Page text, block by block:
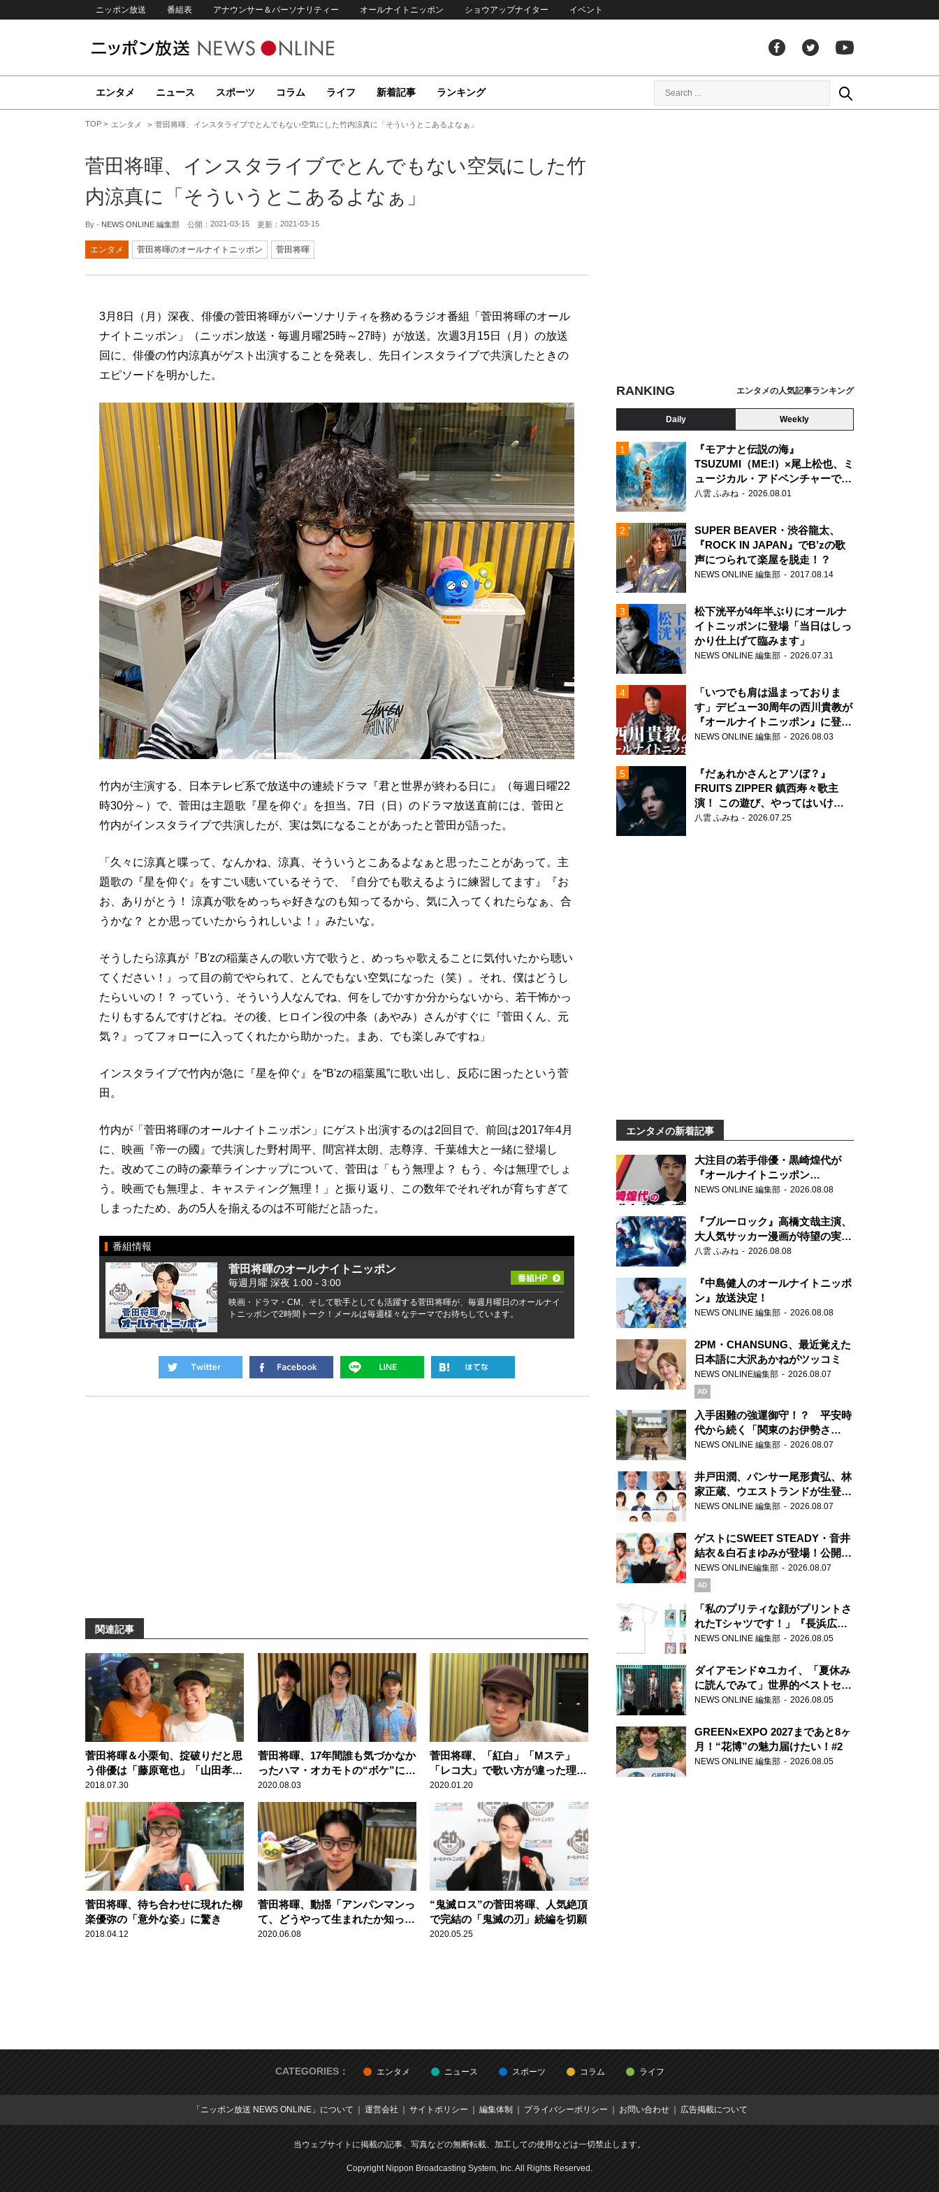
ニッポン放送 番組表 アナウンサー＆パーソナリティー オールナイトニッポン ショウアップナイター イベント
エンタメ ニュース スポーツ コラム ライフ 新着記事 ランキング
TOP エンタメ 菅田将暉、インスタライブでとんでもない空気にした竹内涼真に「そういうとこあるよなぁ」
菅田将暉、インスタライブでとんでもない空気にした竹
内涼真に「そういうとこあるよなぁ」
By - NEWS ONLINE 編集部 公開： 2021-03-15 更新： 2021-03-15
エンタメ 菅田将暉のオールナイトニッポン 菅田将暉
3月8日（月）深夜、俳優の菅田将暉がパーソナリティを務めるラジオ番組「菅田将暉のオール
ナイトニッポン」（ニッポン放送・毎週月曜25時～27時）が放送。次週3月15日（月）の放送
回に、俳優の竹内涼真がゲスト出演することを発表し、先日インスタライブで共演したときの
エピソードを明かした。
竹内が主演する、日本テレビ系で放送中の連続ドラマ『君と世界が終わる日に』（毎週日曜22
時30分～）で、菅田は主題歌『星を仰ぐ』を担当。7日（日）のドラマ放送直前には、菅田と
竹内がインスタライブで共演したが、実は気になることがあったと菅田が語った。
「久々に涼真と喋って、なんかね、涼真、そういうとこあるよなぁと思ったことがあって。主
題歌の『星を仰ぐ』をすごい聴いているそうで、『自分でも歌えるように練習してます』『お
お、ありがとう！ 涼真が歌をめっちゃ好きなのも知ってるから、気に入ってくれたらなぁ、合
うかな？ とか思っていたからうれしいよ！』みたいな。
そうしたら涼真が『B'zの稲葉さんの歌い方で歌うと、めっちゃ歌えることに気付いたから聴い
てください！』って目の前でやられて、とんでもない空気になった（笑）。それ、僕はどうし
たらいいの！？ っていう、そういう人なんでね、何をしでかすか分からないから、若干怖かっ
たりもするんですけどね。その後、ヒロイン役の中条（あやみ）さんがすぐに『菅田くん、元
気？』ってフォローに入ってくれたから助かった。まあ、でも楽しみですね」
インスタライブで竹内が急に『星を仰ぐ』を“B'zの稲葉風”に歌い出し、反応に困ったという菅
田。
竹内が「菅田将暉のオールナイトニッポン」にゲスト出演するのは2回目で、前回は2017年4月
に、映画『帝一の國』で共演した野村周平、間宮祥太朗、志尊淳、千葉雄大と一緒に登場し
た。改めてこの時の豪華ラインナップについて、菅田は「もう無理よ？ もう、今は無理でしょ
う。映画でも無理よ、キャスティング無理！」と振り返り、この数年でそれぞれが育ちすぎて
しまったため、あの5人を揃えるのは不可能だと語った。
番組情報
菅田将暉のオールナイトニッポン
毎週月曜 深夜 1:00 - 3:00
映画・ドラマ・CM、そして歌手としても活躍する菅田将暉が、毎週月曜日のオールナイ
トニッポンで2時間トーク！メールは毎週様々なテーマでお待ちしています。
関連記事
菅田将暉＆小栗旬、掟破りだと思
う俳優は「藤原竜也」「山田孝
之」
2018.07.30
菅田将暉、17年間誰も気づかなか
ったハマ・オカモトの“ボケ”に一
発で気づく
2020.08.03
菅田将暉、「紅白」「Mステ」
「レコ大」で歌い方が違った理由
を語る
2020.01.20
菅田将暉、待ち合わせに現れた柳
楽優弥の「意外な姿」に驚き
2018.04.12
菅田将暉、動揺「アンパンマンっ
て、どうやって生まれたか知って
る？」 ステイホーム中に偶然見
2020.06.08
“鬼滅ロス”の菅田将暉、人気絶頂
で完結の「鬼滅の刃」続編を切願
2020.05.25
RANKING エンタメの人気記事ランキング
Daily Weekly
『モアナと伝説の海』
TSUZUMI（ME:I）×尾上松也、ミ
ュージカル・アドベンチャーで美
声を響かせる
八雲 ふみね 2026.08.01
SUPER BEAVER・渋谷龍太、
『ROCK IN JAPAN』でB’zの歌
声につられて楽屋を脱走！？
NEWS ONLINE 編集部 2017.08.14
松下洸平が4年半ぶりにオールナ
イトニッポンに登場「当日はしっ
かり仕上げて臨みます」
NEWS ONLINE 編集部 2026.07.31
「いつでも肩は温まっておりま
す」デビュー30周年の西川貴教が
『オールナイトニッポン』に登
場！
NEWS ONLINE 編集部 2026.08.03
『だぁれかさんとアソぼ？』
FRUITS ZIPPER 鎮西寿々歌主
演！ この遊び、やってはいけま
せん。
八雲 ふみね 2026.07.25
エンタメの新着記事
大注目の若手俳優・黒崎煌代が
『オールナイトニッポン
0(ZERO)』に初登場「今からとて
NEWS ONLINE 編集部 2026.08.08
『ブルーロック』高橋文哉主演、
大人気サッカー漫画が待望の実写
映画に
八雲 ふみね 2026.08.08
『中島健人のオールナイトニッポ
ン』放送決定！
NEWS ONLINE 編集部 2026.08.08
2PM・CHANSUNG、最近覚えた
日本語に大沢あかねがツッコミ
NEWS ONLINE編集部 2026.08.07
AD
入手困難の強運御守！？ 平安時
代から続く「関東のお伊勢さ
ま」、芝大神宮にてランパンプス
NEWS ONLINE 編集部 2026.08.07
井戸田潤、パンサー尾形貴弘、林
家正蔵、ウエストランドが生登
場！『ラジオビバリー昼ズ』
NEWS ONLINE 編集部 2026.08.07
ゲストにSWEET STEADY・音井
結衣＆白石まゆみが登場！公開収
録で素顔全開！
NEWS ONLINE編集部 2026.08.07
AD
「私のプリティな顔がプリントさ
れたTシャツです！」『長浜広奈
天下無双』初の番組グッズ発売
NEWS ONLINE 編集部 2026.08.05
ダイアモンド✡ユカイ、「夏休み
に読んでみて」世界的ベストセラ
ー『アナスタシア』を紹介
NEWS ONLINE 編集部 2026.08.05
GREEN×EXPO 2027まであと8ヶ
月！“花博”の魅力届けたい！#2
NEWS ONLINE 編集部 2026.08.05
CATEGORIES： エンタメ ニュース スポーツ コラム ライフ
「ニッポン放送 NEWS ONLINE」について 運営会社 サイトポリシー 編集体制 プライバシーポリシー お問い合わせ 広告掲載について
当ウェブサイトに掲載の記事、写真などの無断転載、加工しての使用などは一切禁止します。
Copyright Nippon Broadcasting System, Inc. All Rights Reserved.